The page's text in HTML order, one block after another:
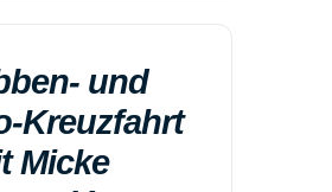
und
Kreuzfahrt
Micke